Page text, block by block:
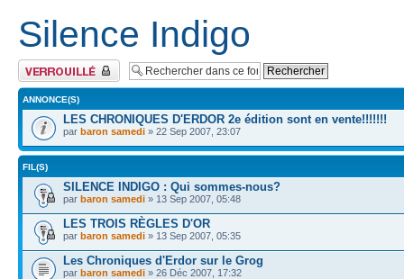
Silence Indigo
Forum verrouillé
ANNONCE(S)
LES CHRONIQUES D'ERDOR 2e édition sont en vente!!!!!!!
par baron samedi » 22 Sep 2007, 23:07
FIL(S)
SILENCE INDIGO : Qui sommes-nous?
par baron samedi » 13 Sep 2007, 05:48
LES TROIS RÈGLES D'OR
par baron samedi » 13 Sep 2007, 05:35
Les Chroniques d'Erdor sur le Grog
par baron samedi » 26 Déc 2007, 17:32